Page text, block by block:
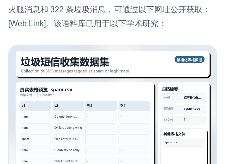
火腿消息和 322 条垃圾消息，可通过以下网址公开获取：
[Web Link]。该语料库已用于以下学术研究：